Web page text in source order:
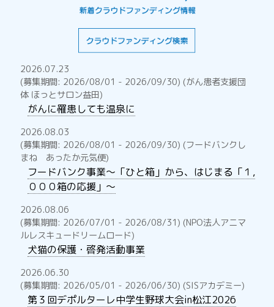
2026.07.23
(募集期間: 2026/08/01 - 2026/09/30) (がん患者支援団
体 ほっとサロン益田)
がんに罹患しても温泉に
2026.08.03
(募集期間: 2026/08/01 - 2026/09/30) (フードバンクし
まね あったか元気便)
フードバンク事業～「ひと箱」から、はじまる「１,
０００箱の応援」～
2026.08.06
(募集期間: 2026/07/01 - 2026/08/31) (NPO法人アニマ
ルレスキュードリームロード)
犬猫の保護・啓発活動事業
2026.06.30
(募集期間: 2026/05/01 - 2026/06/30) (SISアカデミー)
第３回デポルターレ中学生野球大会in松江2026